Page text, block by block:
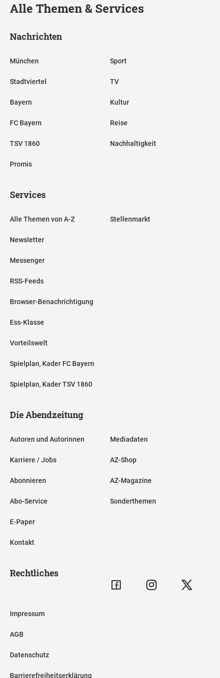
Alle Themen & Services
Nachrichten
München
Stadtviertel
Bayern
FC Bayern
TSV 1860
Promis
Sport
TV
Kultur
Reise
Nachhaltigkeit
Services
Alle Themen von A-Z
Newsletter
Messenger
RSS-Feeds
Browser-Benachrichtigung
Ess-Klasse
Vorteilswelt
Spielplan, Kader FC Bayern
Spielplan, Kader TSV 1860
Stellenmarkt
Die Abendzeitung
Autoren und Autorinnen
Karriere / Jobs
Abonnieren
Abo-Service
E-Paper
Kontakt
Mediadaten
AZ-Shop
AZ-Magazine
Sonderthemen
Rechtliches
Impressum
AGB
Datenschutz
Barrierefreiheitserklärung